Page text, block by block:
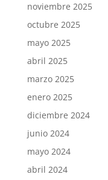
noviembre 2025
octubre 2025
mayo 2025
abril 2025
marzo 2025
enero 2025
diciembre 2024
junio 2024
mayo 2024
abril 2024